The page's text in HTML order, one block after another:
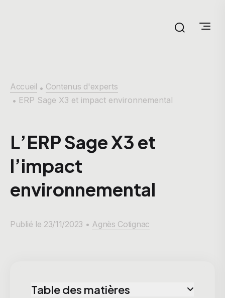
Accueil • Contenus d'experts
• ERP Sage X3 et impact environnemental
L’ERP Sage X3 et
l’impact
environnemental
Publié le 23/11/2023 • Agnès Cotignac
Table des matières